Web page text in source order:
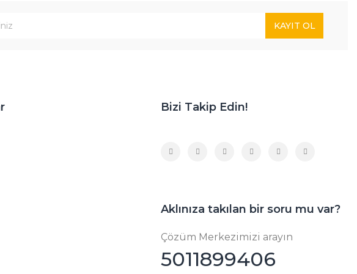
KAYIT OL
Bizi Takip Edin!
Aklınıza takılan bir soru mu var?
Çözüm Merkezimizi arayın
5011899406